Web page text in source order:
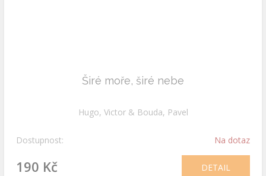
Širé moře, širé nebe
Hugo, Victor & Bouda, Pavel
Dostupnost: Na dotaz
190 Kč DETAIL